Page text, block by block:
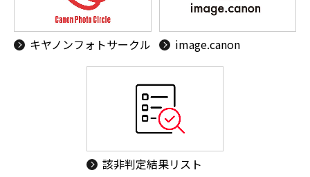
キヤノンフォトサークル image.canon
該非判定結果リスト